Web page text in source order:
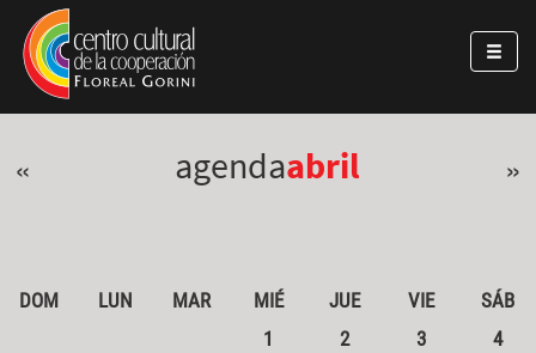
Pasar al contenido principal
Jump to main content
« agendaabril »
DOM LUN MAR MIÉ JUE VIE
SÁB
1
2 3
4